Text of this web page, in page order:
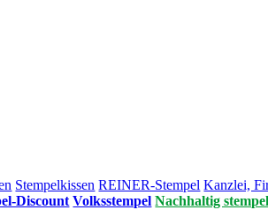
Stempelkissen REINER-Stempel Kanzlei,
Discount Volksstempel Nachhaltig